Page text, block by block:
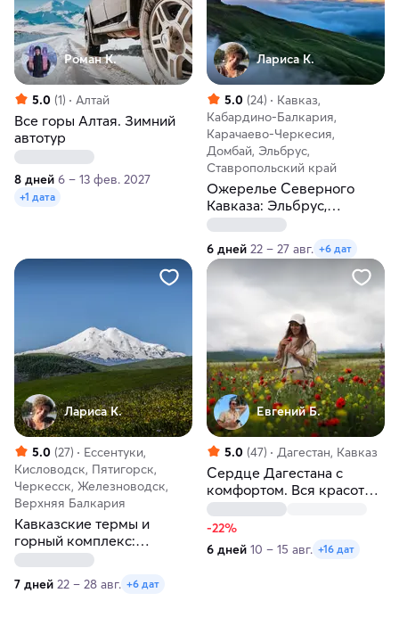
Роман К.
5.0 (1) Алтай
Все горы Алтая. Зимний
автотур
8 дней 6 – 13 фев. 2027
+1 дата
Лариса К.
5.0 (24)
Кавказ,
Кабардино-Балкария,
Карачаево-Черкесия,
Домбай, Эльбрус,
Ставропольский край
Ожерелье Северного
Кавказа: Эльбрус,
Домбай, Чегем,
6 дней 22 – 27 авг. +6 дат
Лариса К.
5.0 (27)
Ессентуки,
Кисловодск, Пятигорск,
Черкесск, Железноводск,
Верхняя Балкария
Кавказские термы и
горный комплекс:
Эльбрус, Домбай, Чегем,
минеральные источники
7 дней 22 – 28 авг. +6 дат
Евгений Б.
5.0 (47) Дагестан, Кавказ
Сердце Дагестана с
комфортом. Вся красота
«Страны гор»
-22%
6 дней 10 – 15 авг. +16 дат